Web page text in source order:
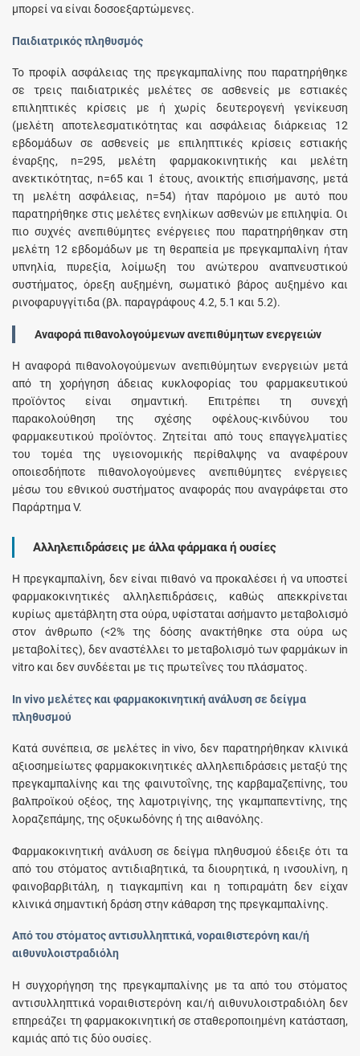
μπορεί να είναι δοσοεξαρτώμενες.
Παιδιατρικός πληθυσμός
Το προφίλ ασφάλειας της πρεγκαμπαλίνης που παρατηρήθηκε
σε τρεις παιδιατρικές μελέτες σε ασθενείς με εστιακές
επιληπτικές κρίσεις με ή χωρίς δευτερογενή γενίκευση
(μελέτη αποτελεσματικότητας και ασφάλειας διάρκειας 12
εβδομάδων σε ασθενείς με επιληπτικές κρίσεις εστιακής
έναρξης, n=295, μελέτη φαρμακοκινητικής και μελέτη
ανεκτικότητας, n=65 και 1 έτους, ανοικτής επισήμανσης, μετά
τη μελέτη ασφάλειας, n=54) ήταν παρόμοιο με αυτό που
παρατηρήθηκε στις μελέτες ενηλίκων ασθενών με επιληψία. Οι
πιο συχνές ανεπιθύμητες ενέργειες που παρατηρήθηκαν στη
μελέτη 12 εβδομάδων με τη θεραπεία με πρεγκαμπαλίνη ήταν
υπνηλία, πυρεξία, λοίμωξη του ανώτερου αναπνευστικού
συστήματος, όρεξη αυξημένη, σωματικό βάρος αυξημένο και
ρινοφαρυγγίτιδα (βλ. παραγράφους 4.2, 5.1 και 5.2).
Αναφορά πιθανολογούμενων ανεπιθύμητων ενεργειών
Η αναφορά πιθανολογούμενων ανεπιθύμητων ενεργειών μετά
από τη χορήγηση άδειας κυκλοφορίας του φαρμακευτικού
προϊόντος είναι σημαντική. Επιτρέπει τη συνεχή
παρακολούθηση της σχέσης οφέλους-κινδύνου του
φαρμακευτικού προϊόντος. Ζητείται από τους επαγγελματίες
του τομέα της υγειονομικής περίθαλψης να αναφέρουν
οποιεσδήποτε πιθανολογούμενες ανεπιθύμητες ενέργειες
μέσω του εθνικού συστήματος αναφοράς που αναγράφεται στο
Παράρτημα V.
Αλληλεπιδράσεις με άλλα φάρμακα ή ουσίες
Η πρεγκαμπαλίνη, δεν είναι πιθανό να προκαλέσει ή να υποστεί
φαρμακοκινητικές αλληλεπιδράσεις, καθώς απεκκρίνεται
κυρίως αμετάβλητη στα ούρα, υφίσταται ασήμαντο μεταβολισμό
στον άνθρωπο (<2% της δόσης ανακτήθηκε στα ούρα ως
μεταβολίτες), δεν αναστέλλει το μεταβολισμό των φαρμάκων in
vitro και δεν συνδέεται με τις πρωτεΐνες του πλάσματος.
In vivo μελέτες και φαρμακοκινητική ανάλυση σε δείγμα
πληθυσμού
Κατά συνέπεια, σε μελέτες in vivo, δεν παρατηρήθηκαν κλινικά
αξιοσημείωτες φαρμακοκινητικές αλληλεπιδράσεις μεταξύ της
πρεγκαμπαλίνης και της φαινυτοΐνης, της καρβαμαζεπίνης, του
βαλπροϊκού οξέος, της λαμοτριγίνης, της γκαμπαπεντίνης, της
λοραζεπάμης, της οξυκωδόνης ή της αιθανόλης.
Φαρμακοκινητική ανάλυση σε δείγμα πληθυσμού έδειξε ότι τα
από του στόματος αντιδιαβητικά, τα διουρητικά, η ινσουλίνη, η
φαινοβαρβιτάλη, η τιαγκαμπίνη και η τοπιραμάτη δεν είχαν
κλινικά σημαντική δράση στην κάθαρση της πρεγκαμπαλίνης.
Από του στόματος αντισυλληπτικά, νοραιθιστερόνη και/ή
αιθυνυλοιστραδιόλη
Η συγχορήγηση της πρεγκαμπαλίνης με τα από του στόματος
αντισυλληπτικά νοραιθιστερόνη και/ή αιθυνυλοιστραδιόλη δεν
επηρεάζει τη φαρμακοκινητική σε σταθεροποιημένη κατάσταση,
καμιάς από τις δύο ουσίες.